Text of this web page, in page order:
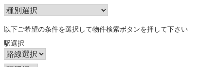
以下ご希望の条件を選択して物件検索ボタンを押して下さい
駅選択